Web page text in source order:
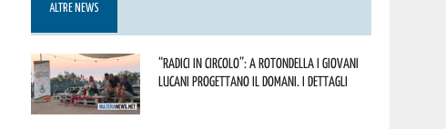
ALTRE NEWS
“Radici in Circolo”: a Rotondella i giovani
lucani progettano il domani. I dettagli